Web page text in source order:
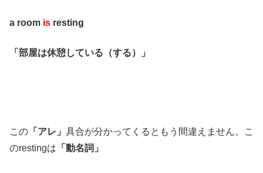
a room is resting
「部屋は休憩している（する）」
この 「アレ」 具合が分かってくるともう間違えません。こ
のrestingは 「動名詞」